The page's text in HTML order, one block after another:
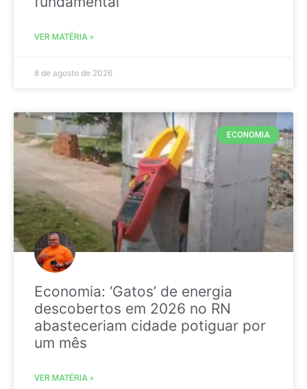
VER MATÉRIA »
8 de agosto de 2026
ECONOMIA
Economia: ‘Gatos’ de energia
descobertos em 2026 no RN
abasteceriam cidade potiguar por
um mês
VER MATÉRIA »